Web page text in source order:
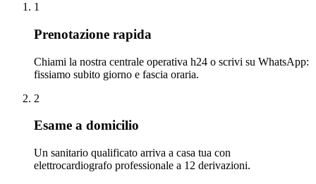
1
Prenotazione rapida
Chiami la nostra centrale operativa h24 o scrivi su WhatsApp:
fissiamo subito giorno e fascia oraria.
2
Esame a domicilio
Un sanitario qualificato arriva a casa tua con
elettrocardiografo professionale a 12 derivazioni.